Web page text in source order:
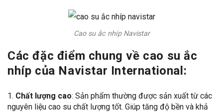
Cao su ắc nhíp Navistar
Các đặc điểm chung về cao su ắc
nhíp của Navistar International:
Chất lượng cao: Sản phẩm thường được sản xuất từ các
nguyên liệu cao su chất lượng tốt. Giúp tăng độ bền và khả